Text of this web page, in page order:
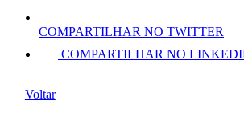
COMPARTILHAR NO TWITTER
COMPARTILHAR NO
Voltar